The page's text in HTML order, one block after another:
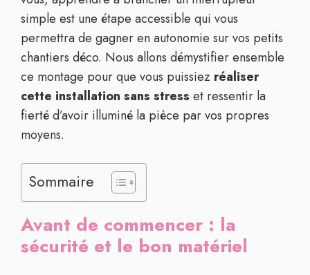
simple est une étape accessible qui vous
permettra de gagner en autonomie sur vos petits
chantiers déco. Nous allons démystifier ensemble
ce montage pour que vous puissiez réaliser
cette installation sans stress et ressentir la
fierté d’avoir illuminé la pièce par vos propres
moyens.
Sommaire
Avant de commencer : la
sécurité et le bon matériel